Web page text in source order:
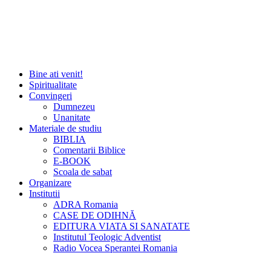
Bine ati venit!
Spiritualitate
Convingeri
Dumnezeu
Unanitate
Materiale de studiu
BIBLIA
Comentarii Biblice
E-BOOK
Scoala de sabat
Organizare
Institutii
ADRA Romania
CASE DE ODIHNĂ
EDITURA VIATA SI SANATATE
Institutul Teologic Adventist
Radio Vocea Sperantei Romania